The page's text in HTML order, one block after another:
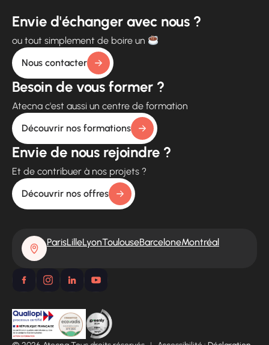
Envie d'échanger avec nous ?
ou tout simplement de boire un
Nous contacter
Besoin de vous former ?
Atecna c'est aussi un centre de formation
Découvrir nos formations
Envie de nous rejoindre ?
Et de contribuer à nos projets ?
Découvrir nos offres
ParisLilleLyonToulouseBarceloneMontréal